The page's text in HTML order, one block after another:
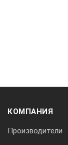
КОМПАНИЯ
Производители